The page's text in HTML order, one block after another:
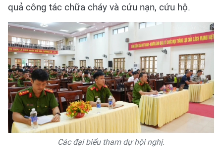
quả công tác chữa cháy và cứu nạn, cứu hộ.
Các đại biểu tham dự hội nghị.